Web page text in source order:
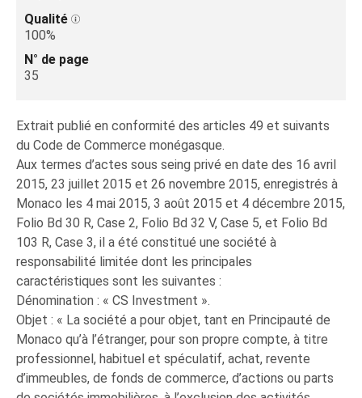
Qualité
100%
N° de page
35
Extrait publié en conformité des articles 49 et suivants
du Code de Commerce monégasque.
Aux termes d’actes sous seing privé en date des 16 avril
2015, 23 juillet 2015 et 26 novembre 2015, enregistrés à
Monaco les 4 mai 2015, 3 août 2015 et 4 décembre 2015,
Folio Bd 30 R, Case 2, Folio Bd 32 V, Case 5, et Folio Bd
103 R, Case 3, il a été constitué une société à
responsabilité limitée dont les principales
caractéristiques sont les suivantes :
Dénomination : « CS Investment ».
Objet : « La société a pour objet, tant en Principauté de
Monaco qu’à l’étranger, pour son propre compte, à titre
professionnel, habituel et spéculatif, achat, revente
d’immeubles, de fonds de commerce, d’actions ou parts